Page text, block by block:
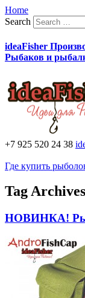
Home
Search
ideaFisher
Рыбаков и
+7 925 520 24 38
Где купить
Tag
НОВИНКА!